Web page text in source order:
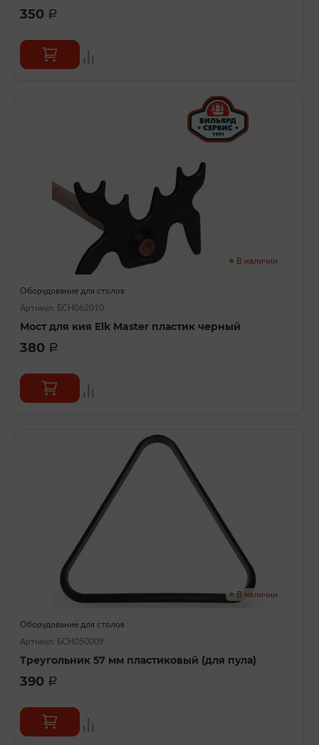
350 a
В наличии
Оборудование для столов
Артикул: БСН062010
Мост для кия Elk Master пластик черный
380 a
В наличии
Оборудование для столов
Артикул: БСН050009
Треугольник 57 мм пластиковый (для пула)
390 a